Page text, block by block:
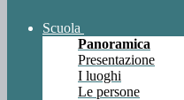
Scuola
Panoramica
Presentazione
I luoghi
Le persone